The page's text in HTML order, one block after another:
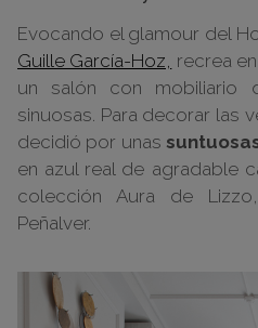
Evocando el glamour del
Guille García-Hoz, recrea
un salón con mobiliario
sinuosas. Para decorar las
decidió por unas
en azul real de agradable
colección Aura de
Peñalver.